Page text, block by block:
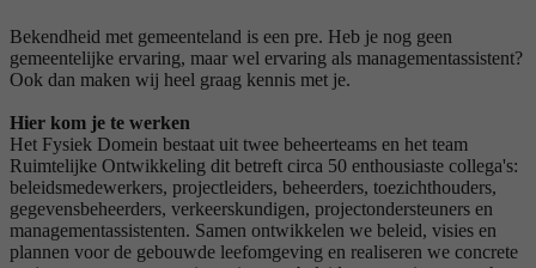
Bekendheid met gemeenteland is een pre. Heb je nog geen
gemeentelijke ervaring, maar wel ervaring als managementassistent?
Ook dan maken wij heel graag kennis met je.
Hier kom je te werken
Het Fysiek Domein bestaat uit twee beheerteams en het team
Ruimtelijke Ontwikkeling dit betreft circa 50 enthousiaste collega's:
beleidsmedewerkers, projectleiders, beheerders, toezichthouders,
gegevensbeheerders, verkeerskundigen, projectondersteuners en
managementassistenten. Samen ontwikkelen we beleid, visies en
plannen voor de gebouwde leefomgeving en realiseren we concrete